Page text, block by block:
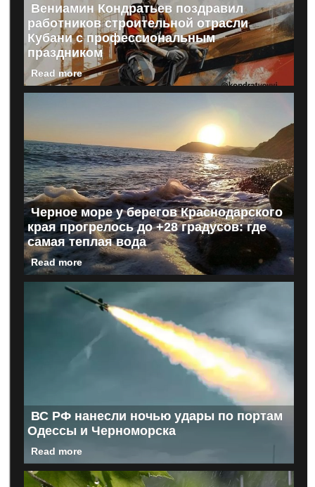
Вениамин Кондратьев поздравил
работников строительной отрасли
Кубани с профессиональным
праздником
Read more
Черное море у берегов Краснодарского
края прогрелось до +28 градусов: где
самая теплая вода
Read more
ВС РФ нанесли ночью удары по портам
Одессы и Черноморска
Read more